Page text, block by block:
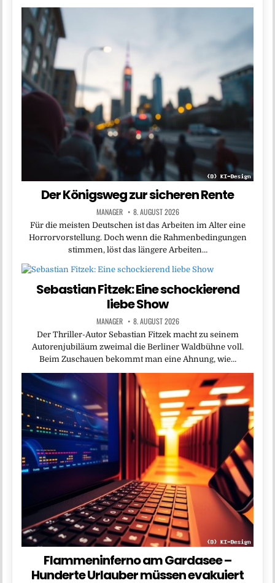
Der Königsweg zur sicheren Rente
MANAGER 8. AUGUST 2026
Für die meisten Deutschen ist das Arbeiten im Alter eine
Horrorvorstellung. Doch wenn die Rahmenbedingungen
stimmen, löst das längere Arbeiten…
Sebastian Fitzek: Eine schockierend
liebe Show
MANAGER 8. AUGUST 2026
Der Thriller-Autor Sebastian Fitzek macht zu seinem
Autorenjubiläum zweimal die Berliner Waldbühne voll.
Beim Zuschauen bekommt man eine Ahnung, wie…
Flammeninferno am Gardasee –
Hunderte Urlauber müssen evakuiert